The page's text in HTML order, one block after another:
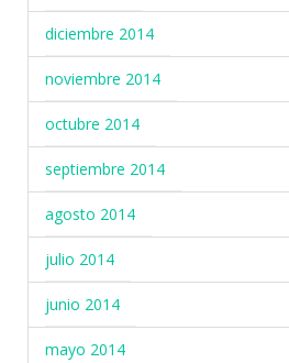
diciembre 2014
noviembre 2014
octubre 2014
septiembre 2014
agosto 2014
julio 2014
junio 2014
mayo 2014